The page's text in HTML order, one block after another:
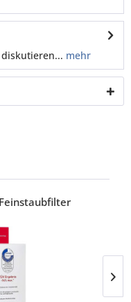
mehr